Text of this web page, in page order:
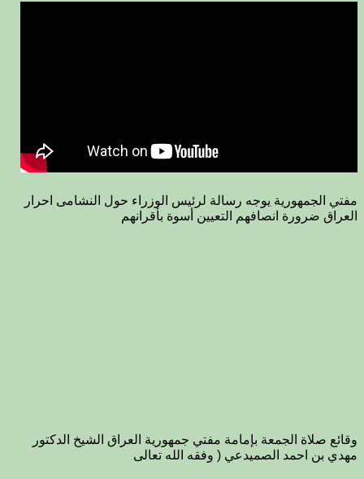
مفتي الجمهورية يوجه رسالة لرئيس الوزراء حول النشامى احرار
العراق ضرورة انصافهم التعيين أسوة بأقرانهم
وقائع صلاة الجمعة بإمامة مفتي جمهورية العراق الشيخ الدكتور
مهدي بن احمد الصميدعي ( وفقه الله تعالى